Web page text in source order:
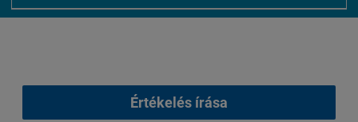
Értékelés írása